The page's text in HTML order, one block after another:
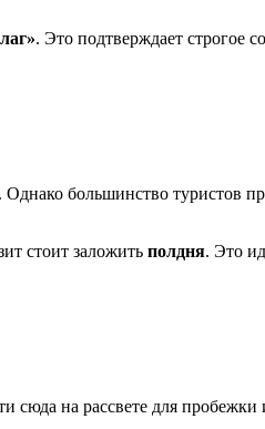
. Это подтверждает строгое
. Однако большинство туристов
стоит заложить полдня. Это
сюда на рассвете для